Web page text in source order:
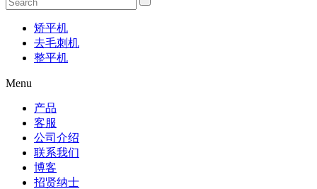
矫平机
去毛刺机
整平机
Menu
产品
客服
公司介绍
联系我们
博客
招贤纳士